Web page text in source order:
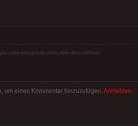
oder entspricht nicht den Vorschriften.
um einen Kommentar hinzuzufügen. Anmelden